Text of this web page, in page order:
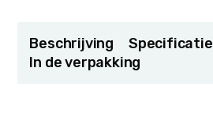
Beschrijving
Specificatie
In de verpakking